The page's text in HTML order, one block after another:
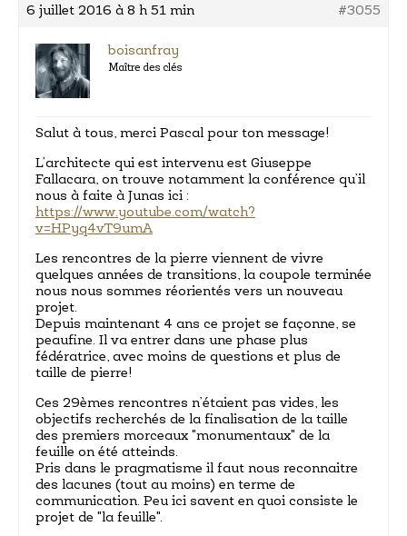
6 juillet 2016 à 8 h 51 min #3055
boisanfray
Maître des clés
Salut à tous, merci Pascal pour ton message!
L’architecte qui est intervenu est Giuseppe
Fallacara, on trouve notamment la conférence qu’il
nous à faite à Junas ici :
https://www.youtube.com/watch?
v=HPyq4vT9umA
Les rencontres de la pierre viennent de vivre
quelques années de transitions, la coupole terminée
nous nous sommes réorientés vers un nouveau
projet.
Depuis maintenant 4 ans ce projet se façonne, se
peaufine. Il va entrer dans une phase plus
fédératrice, avec moins de questions et plus de
taille de pierre!
Ces 29èmes rencontres n’étaient pas vides, les
objectifs recherchés de la finalisation de la taille
des premiers morceaux "monumentaux" de la
feuille on été atteinds.
Pris dans le pragmatisme il faut nous reconnaitre
des lacunes (tout au moins) en terme de
communication. Peu ici savent en quoi consiste le
projet de "la feuille".